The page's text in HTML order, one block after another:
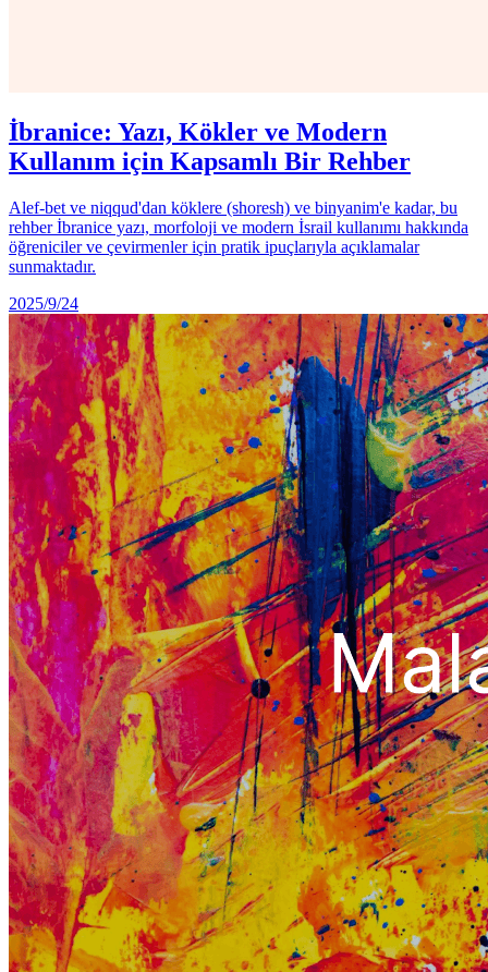
İbranice: Yazı, Kökler ve Modern
Kullanım için Kapsamlı Bir Rehber
Alef-bet ve niqqud'dan köklere (shoresh) ve binyanim'e kadar, bu
rehber İbranice yazı, morfoloji ve modern İsrail kullanımı hakkında
öğreniciler ve çevirmenler için pratik ipuçlarıyla açıklamalar
sunmaktadır.
2025/9/24